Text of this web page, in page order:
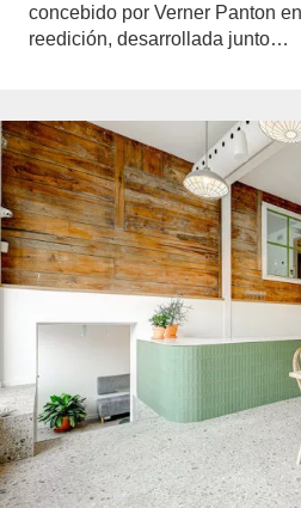
concebido por Verner Panton
reedición, desarrollada junto…